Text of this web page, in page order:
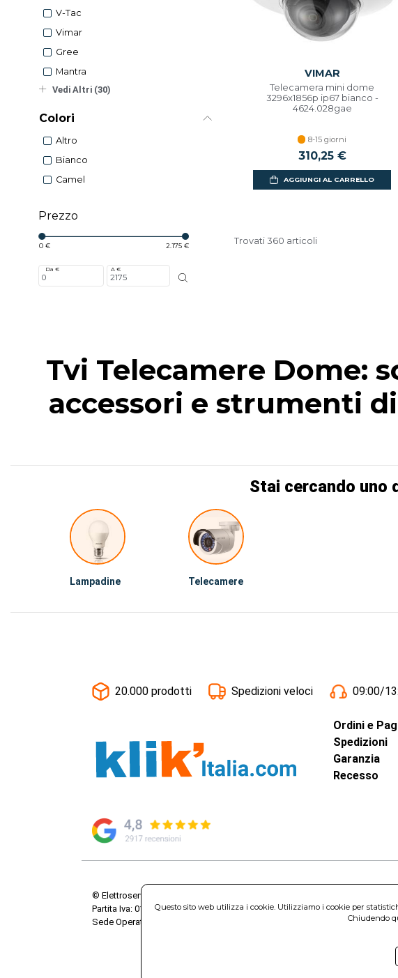
V-Tac
Vimar
Gree
Mantra
Vedi Altri (30)
Colori
Altro
Bianco
Camel
Prezzo
0 € 2.175 €
Da € A €
VIMAR
Telecamera mini dome
3296x1856p ip67 bianco -
4624.028gae
8-15 giorni
310,25 €
AGGIUNGI AL CARRELLO
Trovati 360 articoli
Tvi Telecamere Dome:
accessori e strumenti
Stai cercando
Lampadine Telecamere
20.000 prodotti Spedizioni veloci 09:00/
Ordini e
Spedizioni
Garanzia
Recesso
© Elettroservice Spa - Sede Legale: Via Leonardo da Vinci, 40 - 00015
Partita Iva: 01586761007 - Codice Fiscale: 06634500588 Capitale Sociale
Sede Operativa: Via Leonardo da Vinci, 40 - 00015 Monterotondo Scalo
Questo sito web utilizza i cookie. Utilizziamo i cookie per
Chiudendo